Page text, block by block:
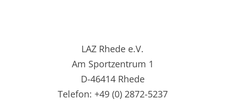
LAZ Rhede e.V.
Am Sportzentrum 1
D-46414 Rhede
Telefon: +49 (0) 2872-5237